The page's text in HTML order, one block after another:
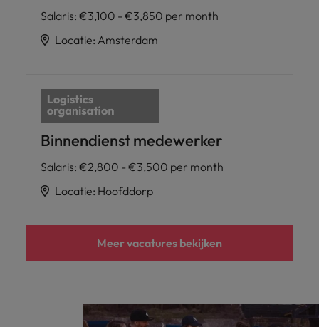
Salaris: €3,100 - €3,850 per month
Locatie: Amsterdam
Binnendienst medewerker
Salaris: €2,800 - €3,500 per month
Locatie: Hoofddorp
Meer vacatures bekijken